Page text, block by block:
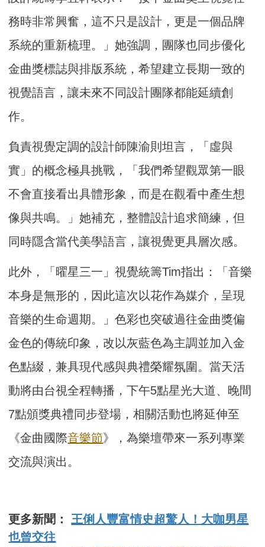
務時非常興奮，這不只是設計，更是一個品牌
系統的重新梳理。」她強調，團隊也同步優化
金曲獎標誌與排版系統，希望建立長期一致的
視覺語言，讓未來不同設計團隊都能延續創
作。
負責視覺定調的設計師陳渝則坦言，「虛與
實」的概念極具挑戰，「我們希望觀眾第一眼
不會直接看出具體形象，而是在觀看中產生想
像與共鳴。」她補充，整體設計追求簡練，但
同時隱含當代美學語言，讓視覺更具層次感。
此外，「曜星三一」視覺統籌Tim指出：「音樂
本身是無形的，因此這次以花作為媒介，呈現
音樂的生命週期。」色彩也突破過往金曲獎偏
金色的傳統印象，改以灰藍色為主調並加入金
色點綴，兼具現代感與典禮榮耀氛圍。當天活
動將由台視全程轉播，下午5點星光大道、晚間
7點頒獎典禮同步登場，相關活動也將延伸至
《金曲國際音樂節》，為樂壇帶來一系列專業
交流與演出。
更多新聞： 王俐人豐富情史超驚人！大咖男星
也曾交往